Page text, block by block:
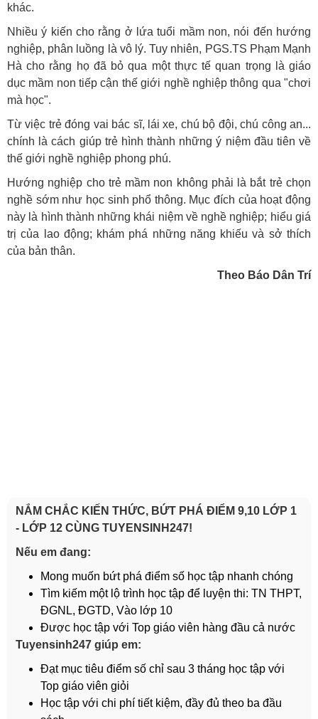
khác.
Nhiều ý kiến cho rằng ở lứa tuổi mầm non, nói đến hướng
nghiệp, phân luồng là vô lý. Tuy nhiên, PGS.TS Phạm Mạnh
Hà cho rằng họ đã bỏ qua một thực tế quan trọng là giáo
dục mầm non tiếp cận thế giới nghề nghiệp thông qua "chơi
mà học".
Từ việc trẻ đóng vai bác sĩ, lái xe, chú bộ đội, chú công an...
chính là cách giúp trẻ hình thành những ý niệm đầu tiên về
thế giới nghề nghiệp phong phú.
Hướng nghiệp cho trẻ mầm non không phải là bắt trẻ chọn
nghề sớm như học sinh phổ thông. Mục đích của hoạt động
này là hình thành những khái niệm về nghề nghiệp; hiểu giá
trị của lao động; khám phá những năng khiếu và sở thích
của bản thân.
Theo Báo Dân Trí
NẮM CHẮC KIẾN THỨC, BỨT PHÁ ĐIỂM 9,10 LỚP 1
- LỚP 12 CÙNG TUYENSINH247!
Nếu em đang:
Mong muốn bứt phá điểm số học tập nhanh chóng
Tìm kiếm một lộ trình học tập để luyện thi: TN THPT,
ĐGNL, ĐGTD, Vào lớp 10
Được học tập với Top giáo viên hàng đầu cả nước
Tuyensinh247 giúp em:
Đạt mục tiêu điểm số chỉ sau 3 tháng học tập với
Top giáo viên giỏi
Học tập với chi phí tiết kiệm, đầy đủ theo ba đầu